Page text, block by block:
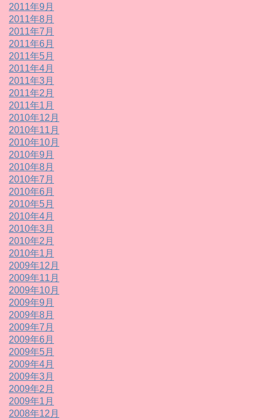
2011年9月
2011年8月
2011年7月
2011年6月
2011年5月
2011年4月
2011年3月
2011年2月
2011年1月
2010年12月
2010年11月
2010年10月
2010年9月
2010年8月
2010年7月
2010年6月
2010年5月
2010年4月
2010年3月
2010年2月
2010年1月
2009年12月
2009年11月
2009年10月
2009年9月
2009年8月
2009年7月
2009年6月
2009年5月
2009年4月
2009年3月
2009年2月
2009年1月
2008年12月